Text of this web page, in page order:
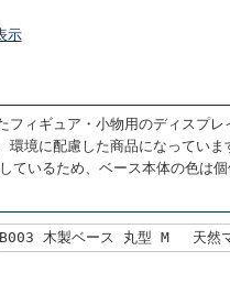
示
フィギュア・小物用のディスプ
環境に配慮した商品になってい
いるため、ベース本体の色は個
木製ベース 丸型 M 天然マ